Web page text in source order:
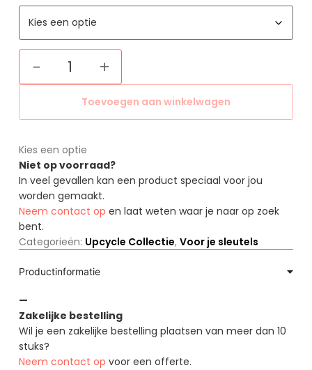
− +
Toevoegen aan winkelwagen
Kies een optie
Niet op voorraad?
In veel gevallen kan een product speciaal voor jou
worden gemaakt.
Neem contact op en laat weten waar je naar op zoek
bent.
Categorieën: Upcycle Collectie, Voor je sleutels
Productinformatie
—
Zakelijke bestelling
Wil je een zakelijke bestelling plaatsen van meer dan 10
stuks?
Neem contact op voor een offerte.